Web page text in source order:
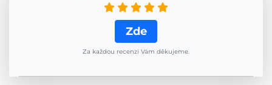
Zde
Za každou recenzi Vám děkujeme.